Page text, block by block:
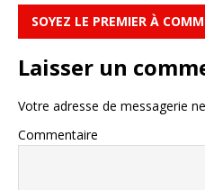
SOYEZ LE PREMIER À
Laisser un
Votre adresse de messagerie
Commentaire